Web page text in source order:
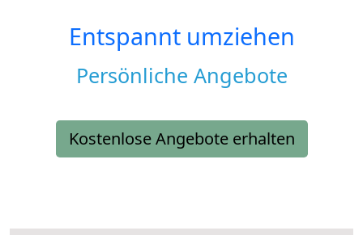
Entspannt umziehen
Persönliche Angebote
Kostenlose Angebote erhalten